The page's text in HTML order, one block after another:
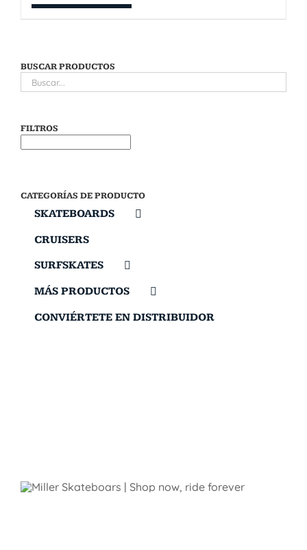
BUSCAR PRODUCTOS
FILTROS
CATEGORÍAS DE PRODUCTO
SKATEBOARDS
CRUISERS
SURFSKATES
MÁS PRODUCTOS
CONVIÉRTETE EN DISTRIBUIDOR